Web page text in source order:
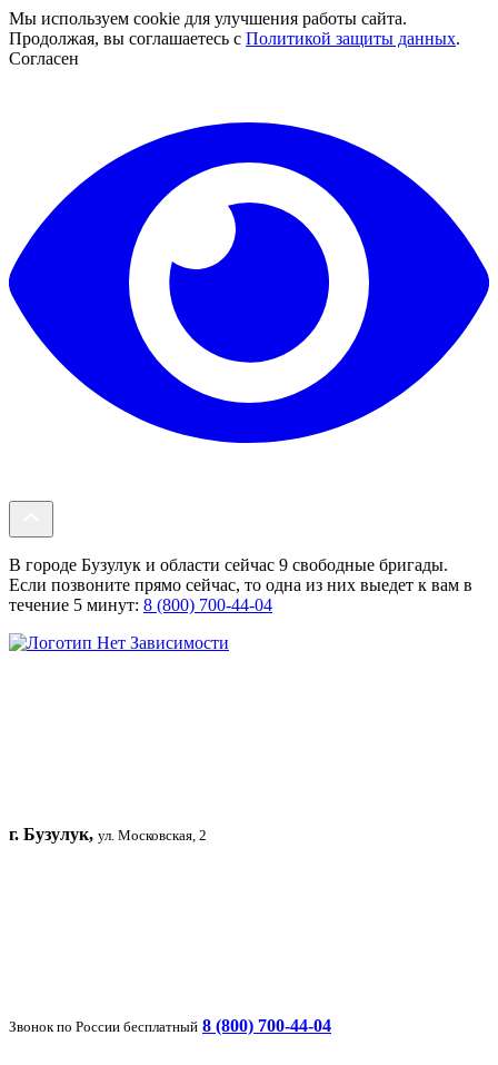
Мы используем cookie для улучшения работы сайта.
Продолжая, вы соглашаетесь с Политикой защиты данных.
Согласен
В городе Бузулук и области сейчас 9 свободные бригады.
Если позвоните прямо сейчас, то одна из них выедет к вам в
течение 5 минут: 8 (800) 700-44-04
г. Бузулук, ул. Московская, 2
Звонок по России бесплатный 8 (800) 700-44-04